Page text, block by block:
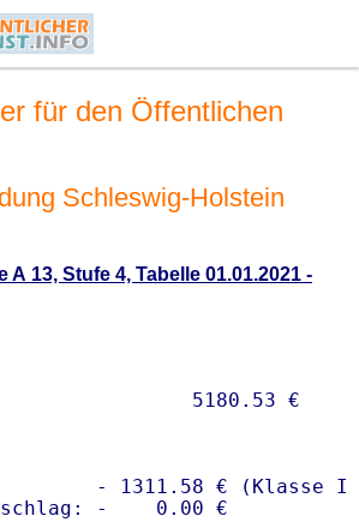
für den Öffentlichen
Schleswig-Holstein
13, Stufe 4, Tabelle 01.01.2021 -
- 1311.58 € (Klasse I)
-    0.00 €